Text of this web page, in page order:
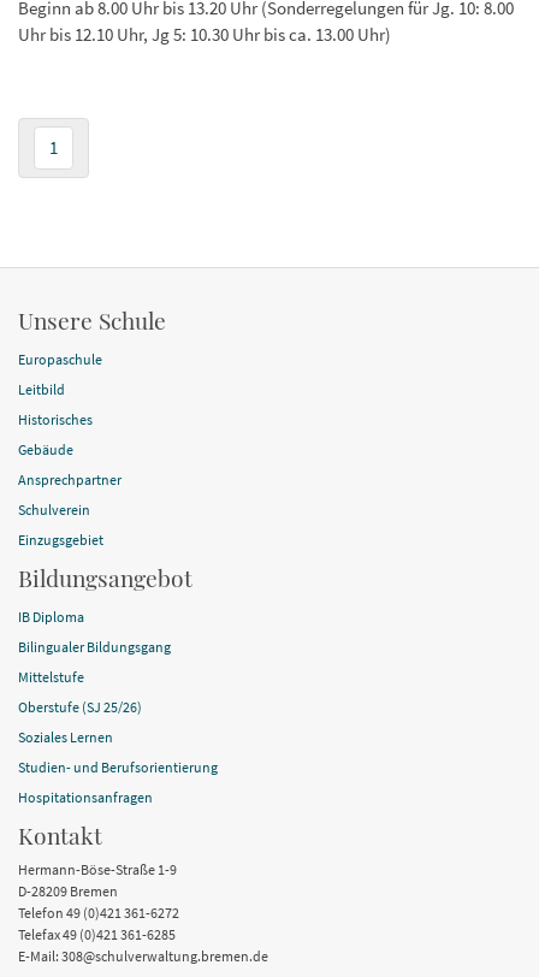
Beginn ab 8.00 Uhr bis 13.20 Uhr (Sonderregelungen für Jg. 10: 8.00
Uhr bis 12.10 Uhr, Jg 5: 10.30 Uhr bis ca. 13.00 Uhr)
1
Unsere Schule
Europaschule
Leitbild
Historisches
Gebäude
Ansprechpartner
Schulverein
Einzugsgebiet
Bildungsangebot
IB Diploma
Bilingualer Bildungsgang
Mittelstufe
Oberstufe (SJ 25/26)
Soziales Lernen
Studien- und Berufsorientierung
Hospitationsanfragen
Kontakt
Hermann-Böse-Straße 1-9
D-28209 Bremen
Telefon 49 (0)421 361-6272
Telefax 49 (0)421 361-6285
E-Mail: 308@schulverwaltung.bremen.de